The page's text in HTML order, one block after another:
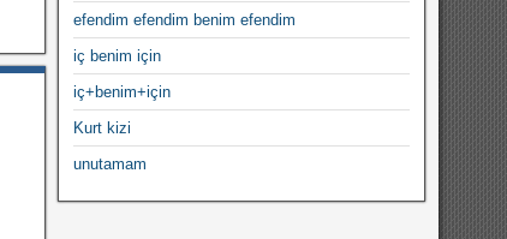
efendim efendim benim efendim
iç benim için
iç+benim+için
Kurt kizi
unutamam